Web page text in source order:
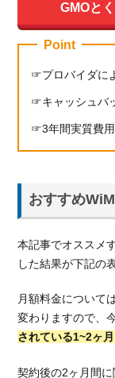
実質
負担
額が
お得
4.2.
②：
高額
シュ
バッ
ャン
ペー
4.3.
理由
③：
GMOと
Point
プロバイダに
キャッシュバ
3年間実質費
おすすめ
本記事でオススメ
した結果が下記の
月額料金について
変わりますので、
されている1~2ヶ
契約後の2ヶ月間に